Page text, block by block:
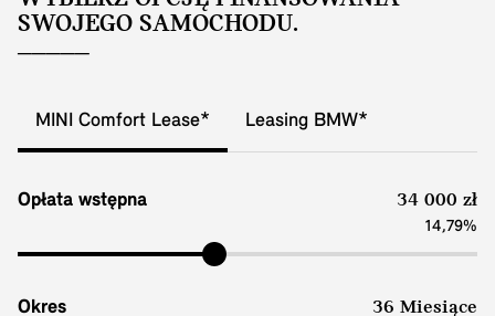
SWOJEGO SAMOCHODU.
MINI Comfort Lease* Leasing BMW*
Opłata wstępna 34 000 zł
14,79%
Okres 36 Miesiące